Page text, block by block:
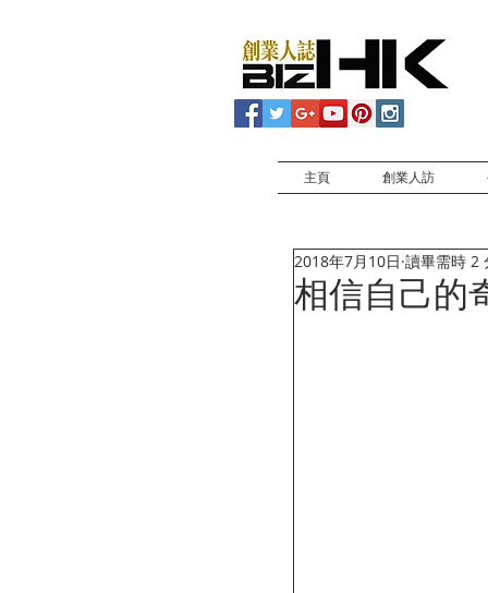
主頁 創業人訪
相信自己的
2018年7月10日 讀畢需時 2